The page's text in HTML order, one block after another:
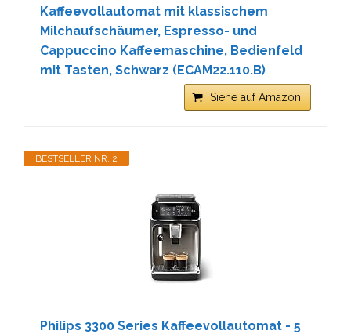
Kaffeevollautomat mit klassischem
Milchaufschäumer, Espresso- und
Cappuccino Kaffeemaschine, Bedienfeld
mit Tasten, Schwarz (ECAM22.110.B)
Siehe auf Amazon
BESTSELLER NR. 2
Philips 3300 Series Kaffeevollautomat - 5